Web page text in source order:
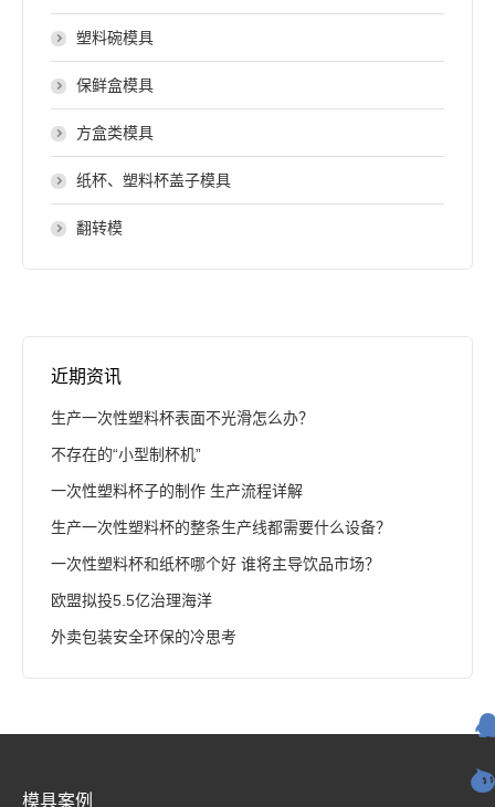
塑料碗模具
保鲜盒模具
方盒类模具
纸杯、塑料杯盖子模具
翻转模
近期资讯
生产一次性塑料杯表面不光滑怎么办？
不存在的“小型制杯机”
一次性塑料杯子的制作 生产流程详解
生产一次性塑料杯的整条生产线都需要什么设备？
一次性塑料杯和纸杯哪个好 谁将主导饮品市场？
欧盟拟投5.5亿治理海洋
外卖包装安全环保的冷思考
模具案例